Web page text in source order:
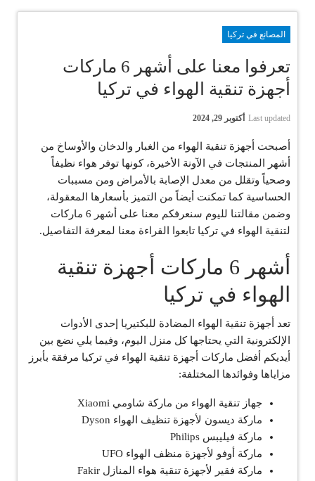
المصانع في تركيا
تعرفوا معنا على أشهر 6 ماركات
أجهزة تنقية الهواء في تركيا
Last updated أكتوبر 29, 2024
أصبحت أجهزة تنقية الهواء من الغبار والدخان والأوساخ من
أشهر المنتجات في الآونة الأخيرة، كونها توفر هواء نظيفاً
وصحياً وتقلل من معدل الإصابة بالأمراض ومن مسببات
الحساسية كما تمكنت أيضاً من التميز بأسعارها المعقولة،
وضمن مقالتنا لليوم سنعرفكم معنا على أشهر 6 ماركات
لتنقية الهواء في تركيا تابعوا القراءة معنا لمعرفة التفاصيل.
أشهر 6 ماركات أجهزة تنقية
الهواء في تركيا
تعد أجهزة تنقية الهواء المضادة للبكتيريا إحدى الأدوات
الإلكترونية التي يحتاجها كل منزل اليوم، وفيما يلي نضع بين
أيديكم أفضل ماركات أجهزة تنقية الهواء في تركيا مرفقة بأبرز
مزاياها وفوائدها المختلفة:
جهاز تنقية الهواء من ماركة شاومي Xiaomi
ماركة ديسون لأجهزة تنظيف الهواء Dyson
ماركة فيليبس Philips
ماركة أوفو لأجهزة منظف الهواء UFO
ماركة فقير لأجهزة تنقية هواء المنازل Fakir